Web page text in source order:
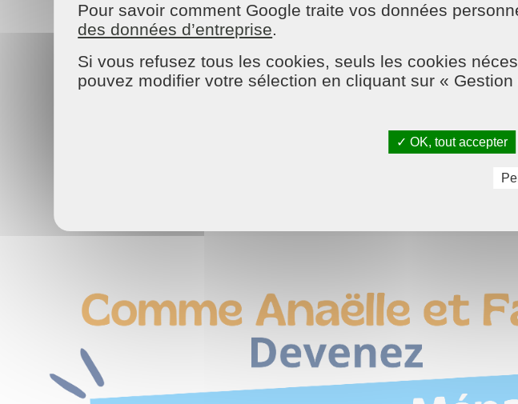
Pour savoir comment Google traite vos données
des données d’entreprise.
Si vous refusez tous les cookies, seuls les cookies
pouvez modifier votre sélection en cliquant sur «
✓ OK, tout accepter